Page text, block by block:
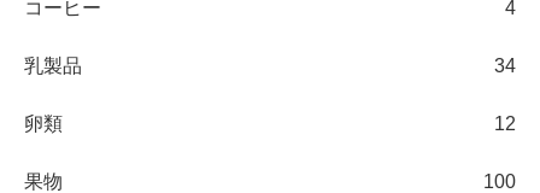
コーヒー 4
乳製品 34
卵類 12
果物 100